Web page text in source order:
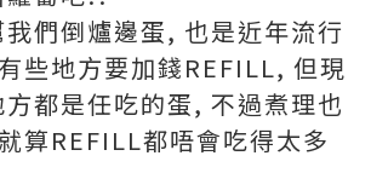
們倒爐邊蛋, 也是近年流行
些地方要加錢REFILL, 但現
都是任吃的蛋, 不過煮理也
算REFILL都唔會吃得太多